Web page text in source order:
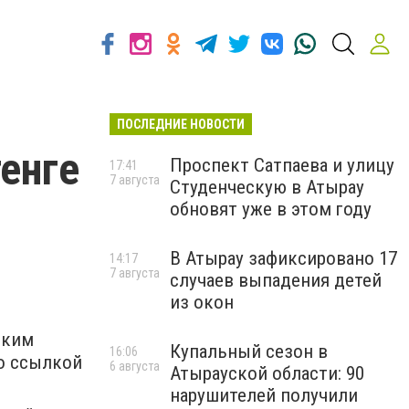
ссылкой
ПОСЛЕДНИЕ НОВОСТИ
Проспект Сатпаева и улицу
Студенческую в Атырау
обновят уже в этом году
17:41
7 августа
В Атырау зафиксировано 17
случаев выпадения детей
из окон
14:17
7 августа
Купальный сезон в
Атырауской области: 90
нарушителей получили
16:06
6 августа